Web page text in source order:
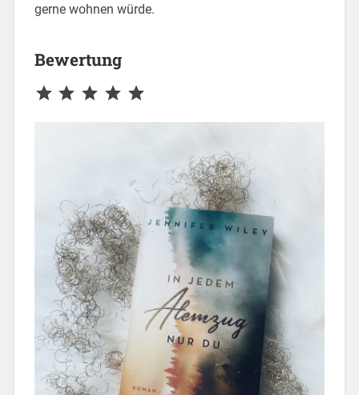
gerne wohnen würde.
Bewertung